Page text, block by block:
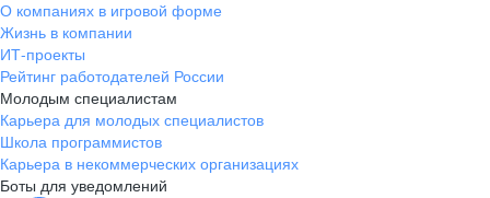
О компаниях в игровой форме
Жизнь в компании
ИТ-проекты
Рейтинг работодателей России
Молодым специалистам
Карьера для молодых специалистов
Школа программистов
Карьера в некоммерческих организациях
Боты для уведомлений